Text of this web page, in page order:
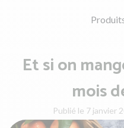
Et si on
mois
Publié le 7 janvier